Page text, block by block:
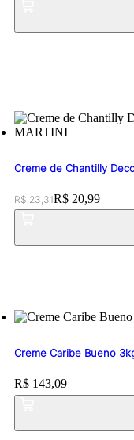
Creme de Chantilly
Original price:
R$ 23,31Price:
R$ 20,99
Creme Caribe Bueno
Price:
R$ 143,09